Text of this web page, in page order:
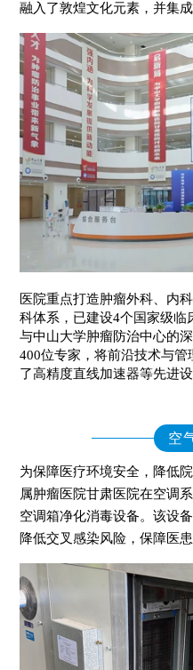
融入了敦煌文化元素，并集
医院重点打造肿瘤外科、内
科体系，已建设4个国家级临
与中山大学肿瘤防治中心的
400位专家，将前沿技术与
了高精度直线加速器等先进设
空
为保障医疗环境安全，降低
属肿瘤医院甘肃医院在空调
空调箱净化消毒设备。该设
降低交叉感染风险，保障医